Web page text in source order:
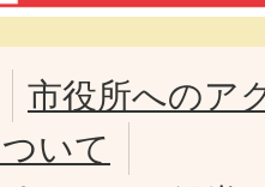
市役所へのア
いて